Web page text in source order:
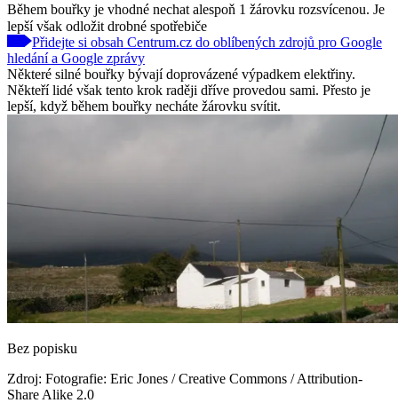
Během bouřky je vhodné nechat alespoň 1 žárovku rozsvícenou. Je
lepší však odložit drobné spotřebiče
Přidejte si obsah Centrum.cz do oblíbených zdrojů pro Google
hledání a Google zprávy
Některé silné bouřky bývají doprovázené výpadkem elektřiny.
Někteří lidé však tento krok raději dříve provedou sami. Přesto je
lepší, když během bouřky necháte žárovku svítit.
Bez popisku
Zdroj: Fotografie: Eric Jones / Creative Commons / Attribution-
Share Alike 2.0